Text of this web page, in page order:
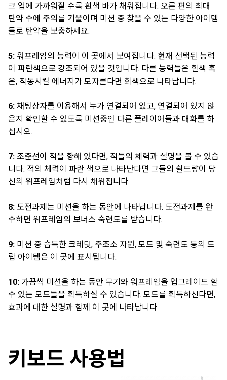
크 업에 가까워질 수록 흰색 바가 채워집니다. 오른 편의 최대
탄약 수에 주의를 기울이며 미션 중 찾을 수 있는 다양한 아이템
들로 탄약을 보충하세요.
5: 워프레임의 능력이 이 곳에서 보여집니다. 현재 선택된 능력
이 파란색으로 강조되어 있을 것입니다. 다른 능력들은 흰색 혹
은, 작동시킬 에너지가 모자른다면 회색으로 나타납니다.
6: 채팅상자를 이용해서 누가 연결되어 있고, 연결되어 있지 않
은지 확인할 수 있도록 미션중인 다른 플레이어들과 대화를 하
십시오.
7: 조준선이 적을 향해 있다면, 적들의 체력과 설명을 볼 수 있습
니다. 적의 체력이 파란 색으로 나타난다면 그들의 쉴드량이 당
신의 워프레임처럼 다시 채워집니다.
8: 도전과제는 미션을 하는 동안에 나타납니다. 도전과제를 완
수하면 워프레임의 보너스 숙련도를 받습니다.
9: 미션 중 습득한 크레딧, 주조소 자원, 모드 및 숙련도 등의 드
랍 아이템은 이 곳에 표시됩니다.
10: 가끔씩 미션을 하는 동안 무기와 워프레임을 업그레이드 할
수 있는 모드들을 획득하실 수 있습니다. 모드를 획득하신다면,
효과에 대한 설명과 함께 이 곳에 나타납니다.
키보드 사용법